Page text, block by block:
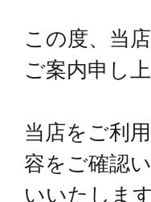
この度、当
ご案内申し
当店をご利
容をご確認
いいたします